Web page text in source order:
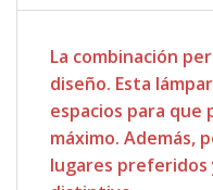
La combinación
diseño. Esta
espacios para que
máximo. Además,
lugares preferidos